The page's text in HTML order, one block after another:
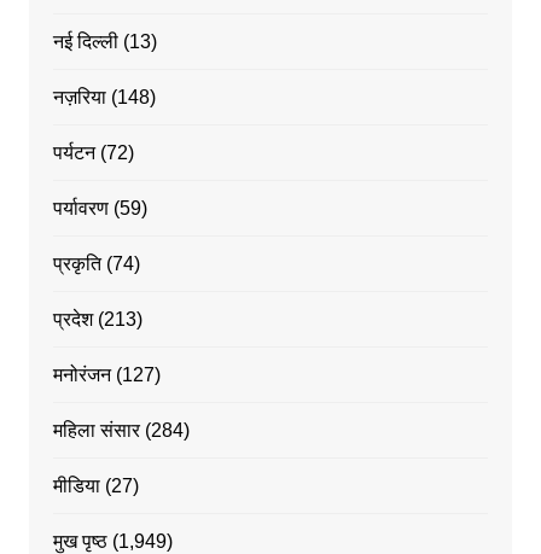
नई दिल्ली(13)
नज़रिया(148)
पर्यटन(72)
पर्यावरण(59)
प्रकृति(74)
प्रदेश(213)
मनोरंजन(127)
महिला संसार(284)
मीडिया(27)
मुख पृष्ठ(1,949)